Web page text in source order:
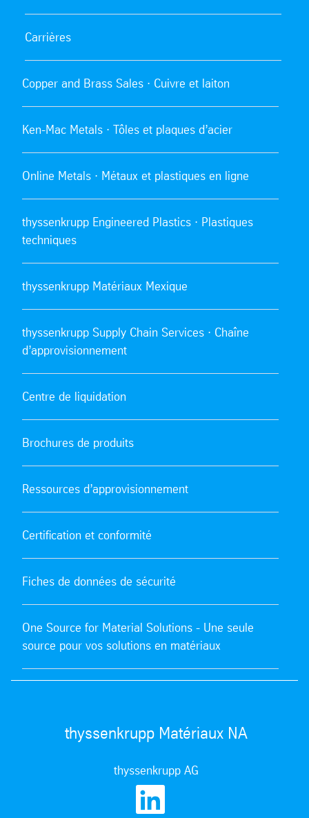
Carrières
Copper and Brass Sales · Cuivre et laiton
Ken-Mac Metals · Tôles et plaques d’acier
Online Metals · Métaux et plastiques en ligne
thyssenkrupp Engineered Plastics · Plastiques
techniques
thyssenkrupp Matériaux Mexique
thyssenkrupp Supply Chain Services · Chaîne
d’approvisionnement
Centre de liquidation
Brochures de produits
Ressources d’approvisionnement
Certification et conformité
Fiches de données de sécurité
One Source for Material Solutions - Une seule
source pour vos solutions en matériaux
thyssenkrupp Matériaux NA
thyssenkrupp AG